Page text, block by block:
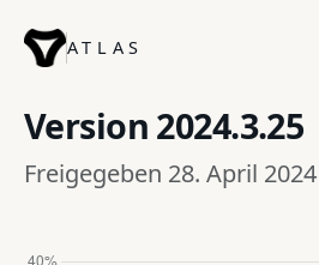
ATLAS
Version 2024.3.25
Freigegeben 28. April 2024